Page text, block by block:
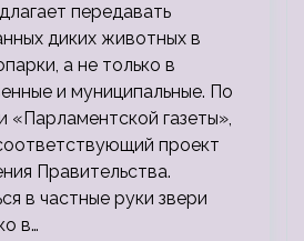
передавать
диких животных в
а не только в
и муниципальные. По
«Парламентской газеты»,
проект
Правительства.
в частные руки звери
в…